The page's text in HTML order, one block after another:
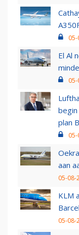
El Al
plan B
aan
05-08-
KLM
05-08-